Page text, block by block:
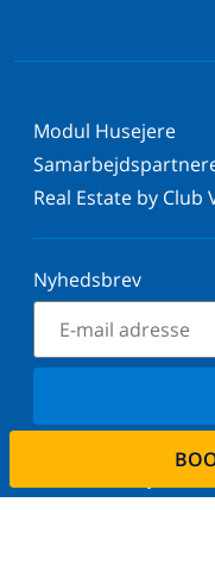
Modul Husejere
Real Estate by Club
Nyhedsbrev
Tilmeld dig vores
de seneste
privatliv.